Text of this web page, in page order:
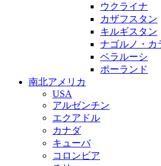
ウクライナ
カザフスタン
キルギスタン
ナゴルノ・カ
ベラルーシ
ポーランド
南北アメリカ
USA
アルゼンチン
エクアドル
カナダ
キューバ
コロンビア